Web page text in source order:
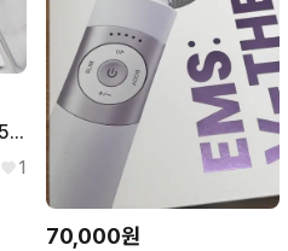
LG 그램 노트북 15.6인치 i5-10세대 램16 SSD256
1
70,000원